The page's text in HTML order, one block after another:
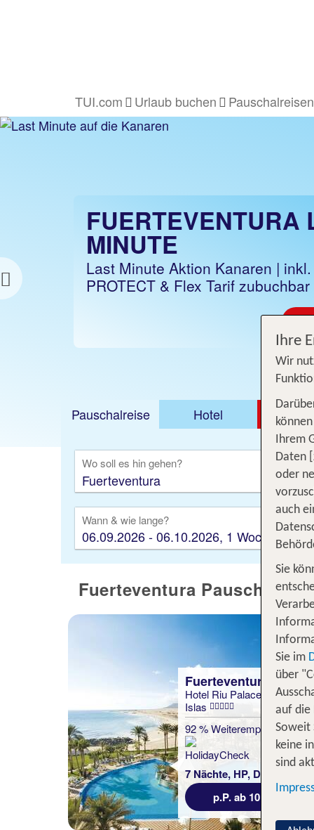
TUI.com Urlaub buchen Pauschalreisen
Previous
PAUSCHALREISE
FUERTEVENTURA
z.B. 1 Woche Hotel inkl. Flug
Jetzt ab 395 €
FUERTEVENTURA
MINUTE
Last Minute Aktion Kanaren | inkl.
PROTECT & Flex Tarif zubuchbar
Pauschalreise Hotel DEALS
Wo soll es hin gehen?
Wann & wie lange?
06.09.2026 - 06.10.2026, 1 Woche
Fuerteventura
Fuerteventura
Hotel Riu Palace Tres
Islas
92 % Weiterempfehlung
7 Nächte, HP, DZ
statt
p.P. ab 1011 €
Ihre
Wir
Ihrem
Daten
oder
auch
Sie
Sie im
über
auf die
Soweit
keine
sind